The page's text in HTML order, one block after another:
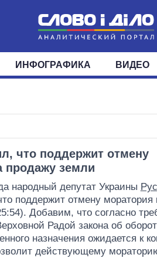
ИНФОГРАФИКА ВИДЕО
что поддержит отмену
продажу земли
народный депутат Украины
поддержит отмену моратория
Добавим, что согласно
Радой закона об
назначения ожидается к
действующему